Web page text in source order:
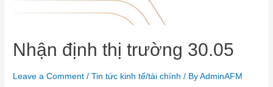
Nhận định thị trường 30.05
Leave a Comment /Tin tức kinh tế/tài chính / ByAdminAFM